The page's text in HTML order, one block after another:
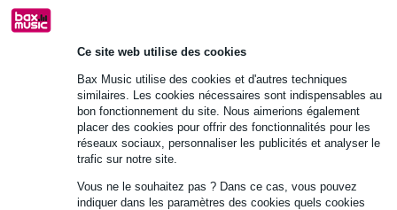
Ce site web utilise des cookies
Bax Music utilise des cookies et d'autres techniques
similaires. Les cookies nécessaires sont indispensables au
bon fonctionnement du site. Nous aimerions également
placer des cookies pour offrir des fonctionnalités pour les
réseaux sociaux, personnaliser les publicités et analyser le
trafic sur notre site.
Vous ne le souhaitez pas ? Dans ce cas, vous pouvez
indiquer dans les paramètres des cookies quels cookies
type : Canvas Stereo
Autres variantes (7)